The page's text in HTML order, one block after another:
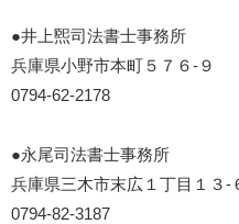
●井上煕司法書士事務所
兵庫県小野市本町５７６-９
0794-62-2178
●永尾司法書士事務所
兵庫県三木市末広１丁目１３-
0794-82-3187